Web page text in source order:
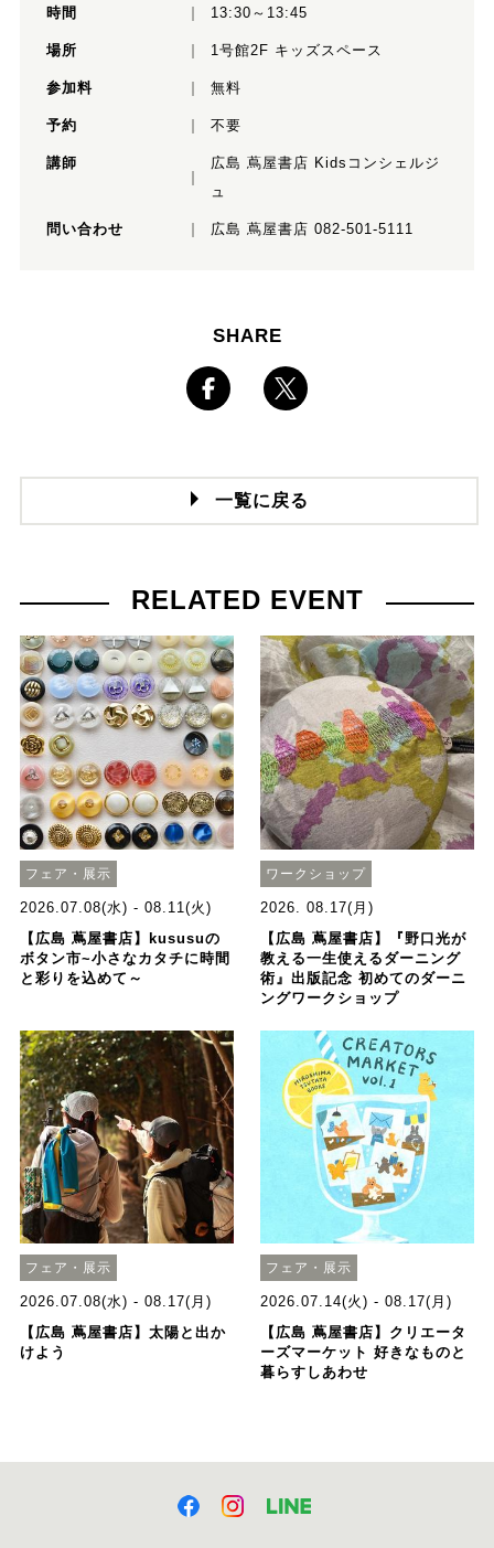
時間 13:30～13:45
場所 1号館2F キッズスペース
参加料 無料
予約 不要
講師
広島 蔦屋書店 Kidsコンシェルジ
ュ
問い合わせ 広島 蔦屋書店 082-501-5111
SHARE
一覧に戻る
RELATED EVENT
フェア・展示
2026.07.08(水) - 08.11(火)
【広島 蔦屋書店】kususuの
ボタン市~小さなカタチに時間
と彩りを込めて～
ワークショップ
2026. 08.17(月)
【広島 蔦屋書店】『野口光が
教える一生使えるダーニング
術』出版記念 初めてのダーニ
ングワークショップ
フェア・展示
2026.07.08(水) - 08.17(月)
【広島 蔦屋書店】太陽と出か
けよう
フェア・展示
2026.07.14(火) - 08.17(月)
【広島 蔦屋書店】クリエータ
ーズマーケット 好きなものと
暮らすしあわせ